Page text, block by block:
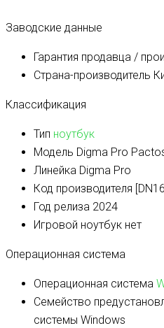
Заводские данные
Гарантия продавца /
Страна-производитель
Классификация
Тип ноутбук
Модель Digma Pro
Линейка Digma Pro
Код производителя
Год релиза 2024
Игровой ноутбук нет
Операционная система
Операционная система
Семейство
системы Windows